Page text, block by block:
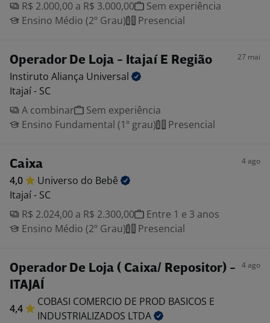
R$ 2.000,00 a R$ 3.000,00
Sem experiência
Ensino Médio (2º Grau)
Presencial
Operador De Loja - Itajaí E Região 27 mai
Instiruto Aliança Universal
Itajaí - SC
A combinar
Sem experiência
Ensino Fundamental (1º grau)
Presencial
Caixa 4 ago
4,0 Universo do Bebê
Itajaí - SC
R$ 2.024,00 a R$ 2.300,00
Entre 1 e 3 anos
Ensino Médio (2º Grau)
Presencial
Operador De Loja ( Caixa/ Repositor) -
ITAJAÍ
4 ago
4,4
COBASI COMERCIO DE PROD BASICOS E
INDUSTRIALIZADOS LTDA